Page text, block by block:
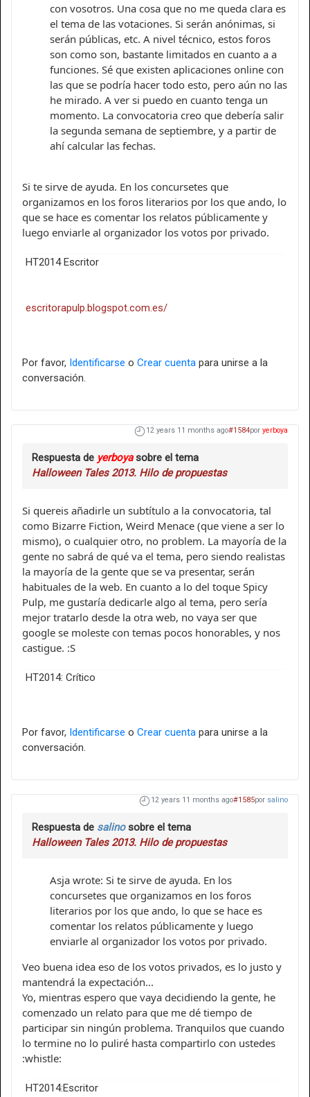
con vosotros. Una cosa que no me queda clara es
el tema de las votaciones. Si serán anónimas, si
serán públicas, etc. A nivel técnico, estos foros
son como son, bastante limitados en cuanto a a
funciones. Sé que existen aplicaciones online con
las que se podría hacer todo esto, pero aún no las
he mirado. A ver si puedo en cuanto tenga un
momento. La convocatoria creo que debería salir
la segunda semana de septiembre, y a partir de
ahí calcular las fechas.
Si te sirve de ayuda. En los concursetes que
organizamos en los foros literarios por los que ando, lo
que se hace es comentar los relatos públicamente y
luego enviarle al organizador los votos por privado.
HT2014 Escritor
escritorapulp.blogspot.com.es/
Por favor, Identificarse o Crear cuenta para unirse a la
conversación.
12 years 11 months ago#1584por yerboya
Respuesta de yerboyasobre el tema
Halloween Tales 2013. Hilo de propuestas
Si quereis añadirle un subtítulo a la convocatoria, tal
como Bizarre Fiction, Weird Menace (que viene a ser lo
mismo), o cualquier otro, no problem. La mayoría de la
gente no sabrá de qué va el tema, pero siendo realistas
la mayoría de la gente que se va presentar, serán
habituales de la web. En cuanto a lo del toque Spicy
Pulp, me gustaría dedicarle algo al tema, pero sería
mejor tratarlo desde la otra web, no vaya ser que
google se moleste con temas pocos honorables, y nos
castigue. :S
HT2014: Crítico
Por favor, Identificarse o Crear cuenta para unirse a la
conversación.
12 years 11 months ago#1585por salino
Respuesta de salinosobre el tema
Halloween Tales 2013. Hilo de propuestas
Asja wrote: Si te sirve de ayuda. En los
concursetes que organizamos en los foros
literarios por los que ando, lo que se hace es
comentar los relatos públicamente y luego
enviarle al organizador los votos por privado.
Veo buena idea eso de los votos privados, es lo justo y
mantendrá la expectación...
Yo, mientras espero que vaya decidiendo la gente, he
comenzado un relato para que me dé tiempo de
participar sin ningún problema. Tranquilos que cuando
lo termine no lo puliré hasta compartirlo con ustedes
:whistle:
HT2014:Escritor